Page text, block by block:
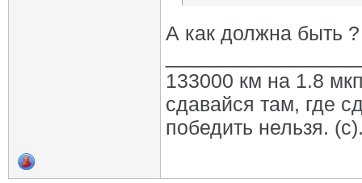
А как должна быть
133000 км на 1.8
сдавайся там, где
победить нельзя.